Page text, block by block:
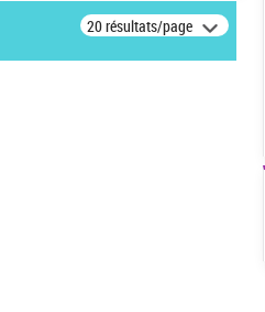
20 résultats/page